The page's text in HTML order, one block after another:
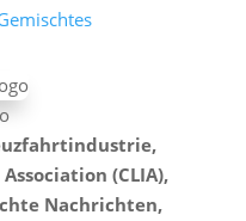
(CLIA),
Nachrichten,